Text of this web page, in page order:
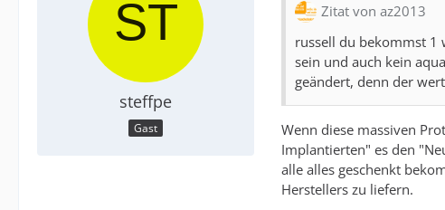
steffpe
Gast
Zitat von az2013
russell du bekommst 1
sein und auch kein
geändert, denn der
Wenn diese massiven
Implantierten" es den
alle alles geschenkt
Herstellers zu liefern.